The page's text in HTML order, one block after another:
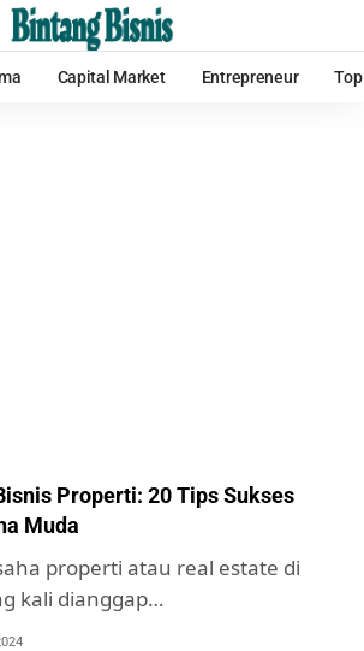
Capital Market Entrepreneur
Properti: 20 Tips Sukses
Muda
properti atau real estate di
kali dianggap…